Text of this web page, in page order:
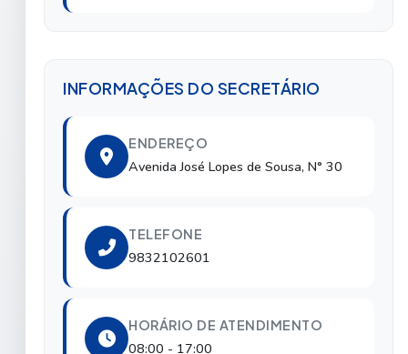
INFORMAÇÕES DO SECRETÁRIO
ENDEREÇO
Avenida José Lopes de Sousa, N° 30
TELEFONE
9832102601
HORÁRIO DE ATENDIMENTO
08:00 - 17:00